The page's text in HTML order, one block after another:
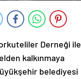
Derneği ile
kalkınmaya
belediyesi